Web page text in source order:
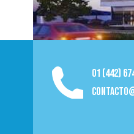
01 (442)